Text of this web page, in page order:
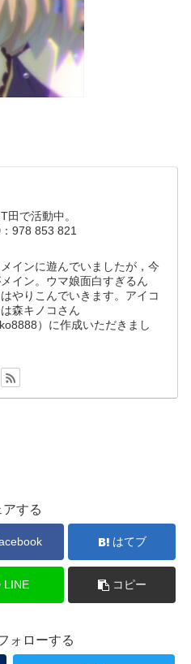
田で活動中。
978 853 821
インに遊んでいましたが，今
イン。ウマ娘面白すぎるん
やりこんでいきます。アイコ
森キノコさん
）に作成いただきまし
アする
はてブ
LINE コピー
ォローする